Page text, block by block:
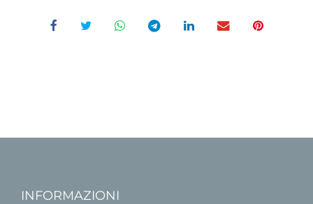
INFORMAZIONI